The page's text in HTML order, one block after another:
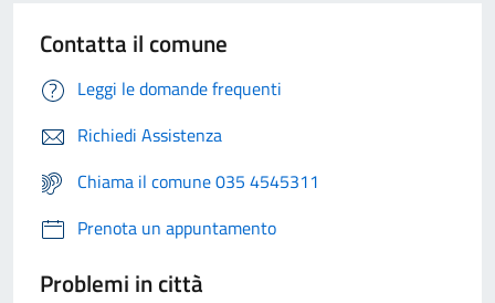
Contatta il comune
Leggi le domande frequenti
Richiedi Assistenza
Chiama il comune 035 4545311
Prenota un appuntamento
Problemi in città